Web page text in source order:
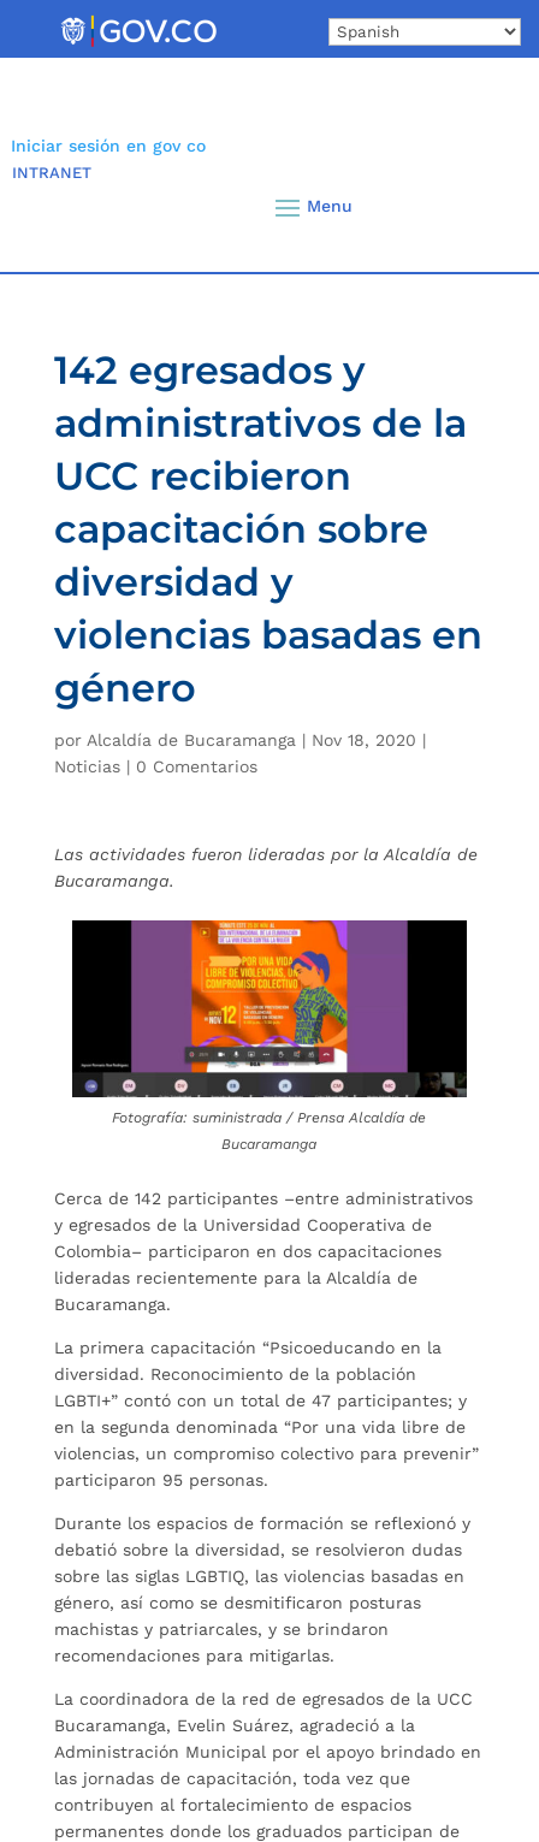
Iniciar sesión en gov co
INTRANET
142 egresados y
administrativos de la
UCC recibieron
capacitación sobre
diversidad y
violencias basadas en
género
por Alcaldía de Bucaramanga | Nov 18, 2020 |
Noticias| 0 Comentarios
Las actividades fueron lideradas por la Alcaldía de
Bucaramanga.
Fotografía: suministrada / Prensa Alcaldía de
Bucaramanga
Cerca de 142 participantes –entre administrativos
y egresados de la Universidad Cooperativa de
Colombia– participaron en dos capacitaciones
lideradas recientemente para la Alcaldía de
Bucaramanga.
La primera capacitación “Psicoeducando en la
diversidad. Reconocimiento de la población
LGBTI+” contó con un total de 47 participantes; y
en la segunda denominada “Por una vida libre de
violencias, un compromiso colectivo para prevenir”
participaron 95 personas.
Durante los espacios de formación se reflexionó y
debatió sobre la diversidad, se resolvieron dudas
sobre las siglas LGBTIQ, las violencias basadas en
género, así como se desmitificaron posturas
machistas y patriarcales, y se brindaron
recomendaciones para mitigarlas.
La coordinadora de la red de egresados de la UCC
Bucaramanga, Evelin Suárez, agradeció a la
Administración Municipal por el apoyo brindado en
las jornadas de capacitación, toda vez que
contribuyen al fortalecimiento de espacios
permanentes donde los graduados participan de